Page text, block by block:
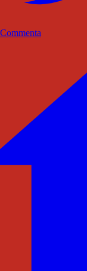
Commenta